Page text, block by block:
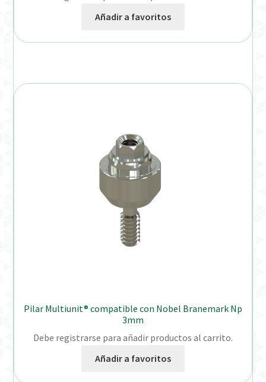
Añadir a favoritos
Pilar Multiunit® compatible con Nobel Branemark Np
3mm
Debe registrarse para añadir productos al carrito.
Añadir a favoritos